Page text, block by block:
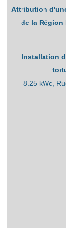
Attribution
de la Région
Installation
8.25 kWc,